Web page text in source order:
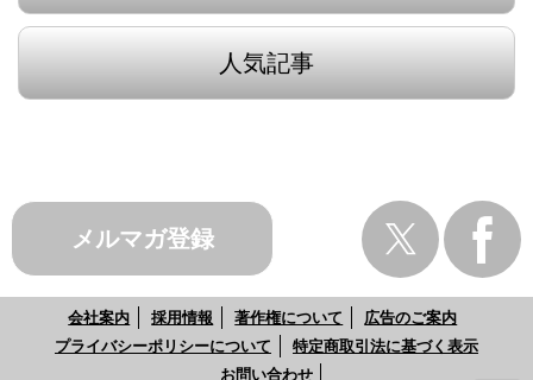
人気記事
メルマガ登録
会社案内 採用情報 著作権について
広告のご案内
プライバシーポリシーについて
特定商取引法に基づく表示
お問い合わせ